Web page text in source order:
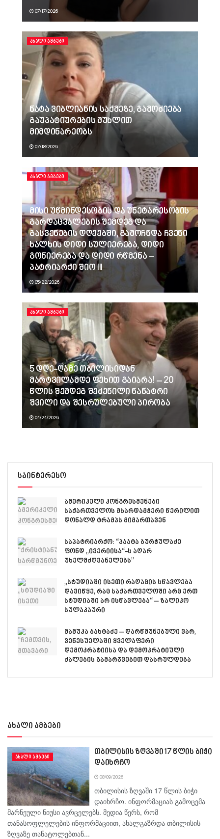
07/17/2026
ᲐᲮᲐᲚᲘ ᲐᲛᲑᲔᲑᲘ
ნატა ვიბლიანის საქმეზე, გამოძიება
გაუპატიურების მუხლით
მიმდინარეობს
07/18/2026
ᲐᲮᲐᲚᲘ ᲐᲛᲑᲔᲑᲘ
მისი უწმინდესობის და უნეტარესობის
გარდაცვალების შემდეგ და
გასვენების დღეებში, გამოჩნდა ჩვენი
ხალხის დიდი სულიერება, დიდი
გონიერება და დიდი რწმენა –
პატრიარქი შიო III
05/22/2026
ᲐᲮᲐᲚᲘ ᲐᲛᲑᲔᲑᲘ
5 დღე-ღამე თბილისიდან
მარტვილამდე ფეხით გაიარა! – 20
წლის შემდეგ შეძენილი ნანატრი
შვილი და შესრულებული პირობა
04/24/2026
საინტერესო
ამერიკელი კონგრესმენები
საქართველოს მხარდამჭერი წერილით
დონალდ ტრამპს მიმართავენ
საპატრიარქო: “პაატა ბურჭულაძე
ფონდ „ივერიისა“-ს აღარ
უხელმძღვანელებს”
„სტუდიაში ისეთი რაღაცის სწავლება
დავიწყე, რაც საქართველოში არც ერთ
სტუდიაში არ ისწავლება“ – ზალიკო
სულაკაური
მამუკა ბახტაძე – დარწმუნებული ვარ,
ვენესუელაში ყველაფერი
დემოკრატიისა და დემოკრატიული
ძალების გამარჯვებით დასრულდება
ახალი ამბები
ᲐᲮᲐᲚᲘ ᲐᲛᲑᲔᲑᲘ
თბილისის ზღვაში 17 წლის ბიჭი
დაიხრჩო
08/09/2026
თბილისის ზღვაში 17 წლის ბიჭი
დაიხრჩო. ინფორმაციას გამოცემა
მარნეული ნიუსი ავრცელებს. მედია წერს, რომ
თანასოფლელების ინფორმაციით, ახალგაზრდა თბილისის
ზღვაზე თანატოლებთან...